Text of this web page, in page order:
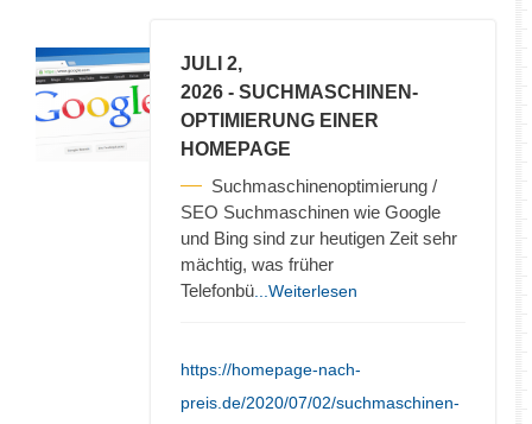
JULI 2,
2026 - SUCHMASCHINEN-
OPTIMIERUNG EINER
HOMEPAGE
Suchmaschinenoptimierung /
SEO Suchmaschinen wie Google
und Bing sind zur heutigen Zeit sehr
mächtig, was früher
Telefonbü ...Weiterlesen
https://homepage-nach-
preis.de/2020/07/02/suchmaschinen-